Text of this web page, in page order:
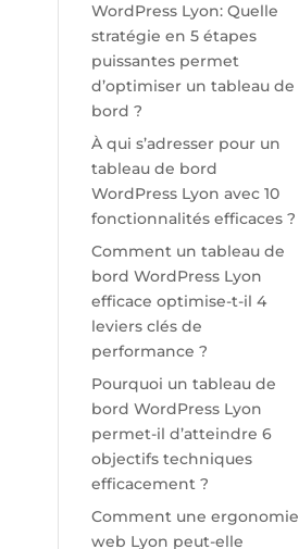
WordPress Lyon: Quelle
stratégie en 5 étapes
puissantes permet
d’optimiser un tableau de
bord ?
À qui s’adresser pour un
tableau de bord
WordPress Lyon avec 10
fonctionnalités efficaces ?
Comment un tableau de
bord WordPress Lyon
efficace optimise-t-il 4
leviers clés de
performance ?
Pourquoi un tableau de
bord WordPress Lyon
permet-il d’atteindre 6
objectifs techniques
efficacement ?
Comment une ergonomie
web Lyon peut-elle